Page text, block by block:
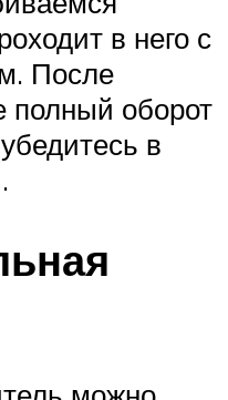
в него с
После
полный оборот
в